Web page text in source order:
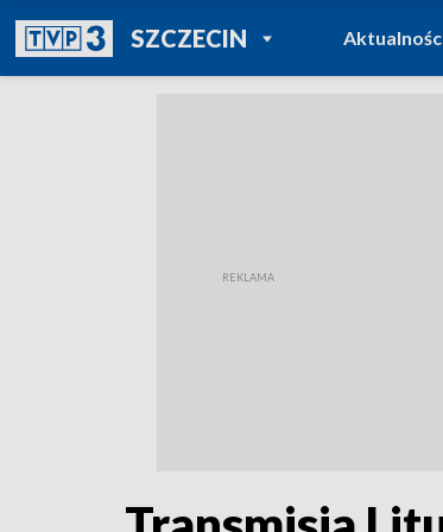
SZCZECINPOWRÓT DO
TVP REGIONY